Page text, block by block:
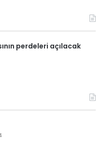
perdeleri açılacak